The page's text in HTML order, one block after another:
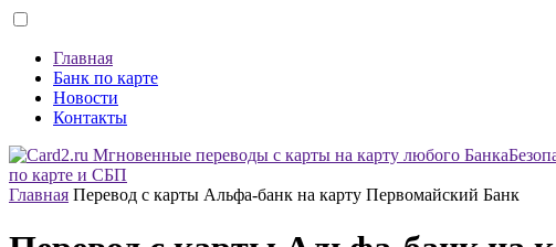
Главная
Банк по карте
Новости
Контакты
по карте и СБП
Главная Перевод с карты Альфа-банк на карту Первомайский Банк